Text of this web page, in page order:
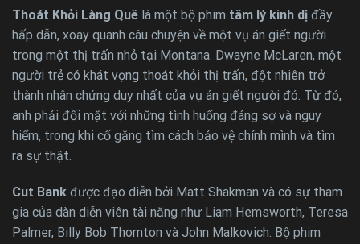
Thoát Khỏi Làng Quê là một bộ phim tâm lý kinh dị đầy
hấp dẫn, xoay quanh câu chuyện về một vụ án giết người
trong một thị trấn nhỏ tại Montana. Dwayne McLaren, một
người trẻ có khát vọng thoát khỏi thị trấn, đột nhiên trở
thành nhân chứng duy nhất của vụ án giết người đó. Từ đó,
anh phải đối mặt với những tình huống đáng sợ và nguy
hiểm, trong khi cố gắng tìm cách bảo vệ chính mình và tìm
ra sự thật.
Cut Bank được đạo diễn bởi Matt Shakman và có sự tham
gia của dàn diễn viên tài năng như Liam Hemsworth, Teresa
Palmer, Billy Bob Thornton và John Malkovich. Bộ phim